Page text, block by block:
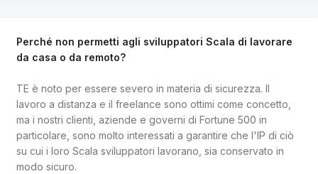
Perché non permetti agli sviluppatori Scala di lavorare
da casa o da remoto?
TE è noto per essere severo in materia di sicurezza. Il
lavoro a distanza e il freelance sono ottimi come concetto,
ma i nostri clienti, aziende e governi di Fortune 500 in
particolare, sono molto interessati a garantire che l'IP di ciò
su cui i loro Scala sviluppatori lavorano, sia conservato in
modo sicuro.